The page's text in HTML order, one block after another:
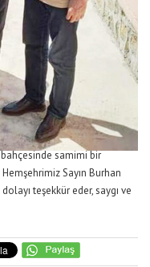
samimi bir
Sayın Burhan
teşekkür eder, saygı ve